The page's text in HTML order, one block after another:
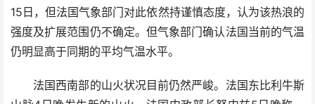
15日，但法国气象部门对此依然持谨慎态度，认为该热浪的
强度及扩展范围仍不确定。但气象部门确认法国当前的气温
仍明显高于同期的平均气温水平。
法国西南部的山火状况目前仍然严峻。法国东比利牛斯